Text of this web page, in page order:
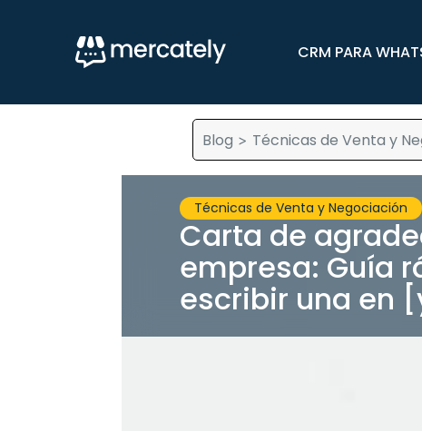
CRM PARA
Blog > Técnicas de Venta y
Técnicas de Venta y Negociación
Carta de
empresa: Guía
escribir una en